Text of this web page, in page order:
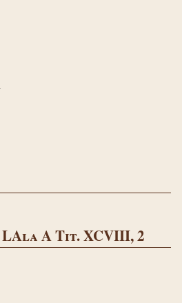
A Tit. XCVIII, 2